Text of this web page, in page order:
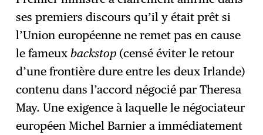
ses premiers discours qu’il y était prêt si
l’Union européenne ne remet pas en cause
le fameuxbackstop (censé éviter le retour
d’une frontière dure entre les deux Irlande)
contenu dans l’accord négocié par Theresa
May. Une exigence à laquelle le négociateur
européen Michel Barnier a immédiatement